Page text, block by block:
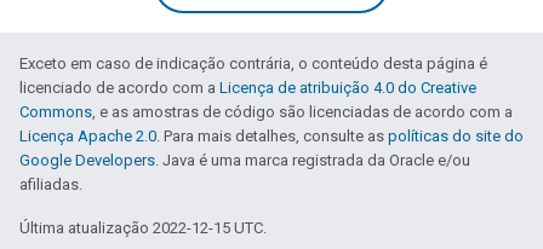
Exceto em caso de indicação contrária, o conteúdo desta página é
licenciado de acordo com a Licença de atribuição 4.0 do Creative
Commons, e as amostras de código são licenciadas de acordo com a
Licença Apache 2.0. Para mais detalhes, consulte as políticas do site do
Google Developers. Java é uma marca registrada da Oracle e/ou
afiliadas.
Última atualização 2022-12-15 UTC.